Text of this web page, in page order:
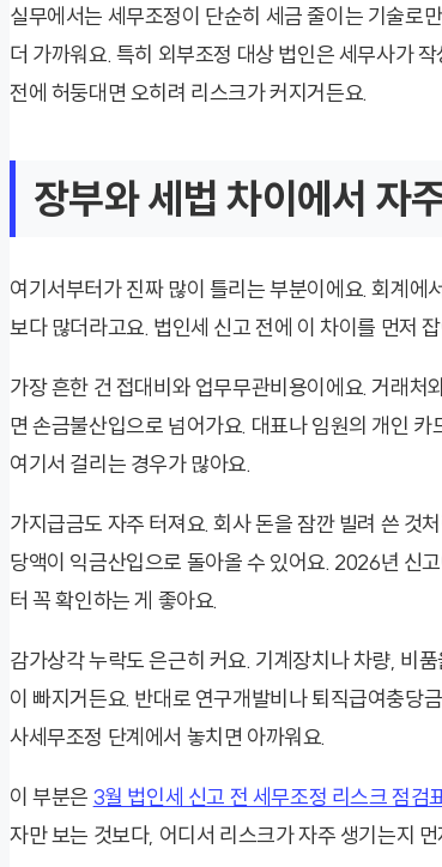
실무에서는 세무조정이 단순히 세금 줄이는 기술로
더 가까워요. 특히 외부조정 대상 법인은 세무사가
전에 허둥대면 오히려 리스크가 커지거든요.
장부와 세법 차이에서 자
여기서부터가 진짜 많이 틀리는 부분이에요. 회계
보다 많더라고요. 법인세 신고 전에 이 차이를 먼저
가장 흔한 건 접대비와 업무무관비용이에요. 거래처
면 손금불산입으로 넘어가요. 대표나 임원의 개인
여기서 걸리는 경우가 많아요.
가지급금도 자주 터져요. 회사 돈을 잠깐 빌려 쓴 것
당액이 익금산입으로 돌아올 수 있어요. 2026년 신
터 꼭 확인하는 게 좋아요.
감가상각 누락도 은근히 커요. 기계장치나 차량, 비
이 빠지거든요. 반대로 연구개발비나 퇴직급여충당
사세무조정 단계에서 놓치면 아까워요.
이 부분은 3월 법인세 신고 전 세무조정 리스크 점검
자만 보는 것보다, 어디서 리스크가 자주 생기는지